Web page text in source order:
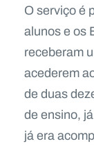
O serviço é
alunos e os
receberam
acederem
de duas
de ensino,
já era